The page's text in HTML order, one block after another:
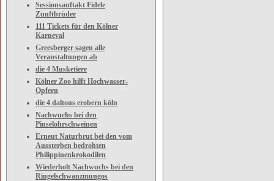
Sessionsauftakt Fidele
Zunftbrüder
111 Tickets für den Kölner
Karneval
Greesberger sagen alle
Veranstaltungen ab
die 4 Musketiere
Kölner Zoo hilft Hochwasser-
Opfern
die 4 daltons erobern köln
Nachwuchs bei den
Pinselohrschweinen
Erneut Naturbrut bei den vom
Aussterben bedrohten
Philippinenkrokodilen
Wiederholt Nachwuchs bei den
Ringelschwanzmungos